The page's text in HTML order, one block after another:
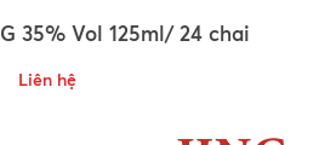
35% Vol 125ml/ 24 chai
Liên hệ